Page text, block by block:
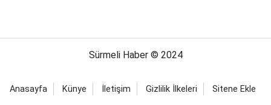
Sürmeli Haber © 2024
Anasayfa Künye İletişim Gizlilik İlkeleri Sitene Ekle